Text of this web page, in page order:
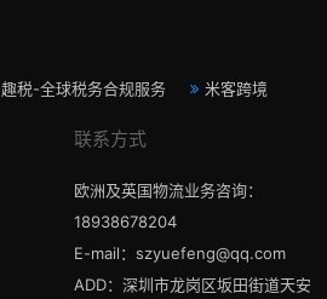
趣税-全球税务合规服务 米客跨境
联系方式
欧洲及英国物流业务咨询：
18938678204
E-mail：szyuefeng@qq.com
ADD：深圳市龙岗区坂田街道天安